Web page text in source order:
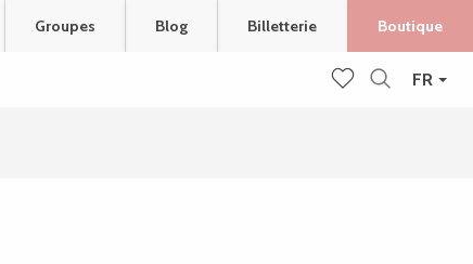
FR
Groupes Blog Billetterie Boutique